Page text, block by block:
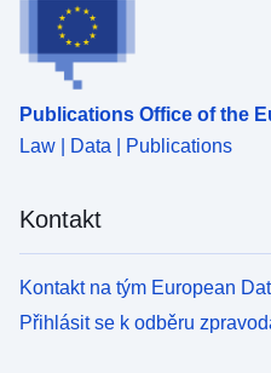
Publications Office of the
Law | Data | Publications
Kontakt
Kontakt na tým European
Přihlásit se k odběru